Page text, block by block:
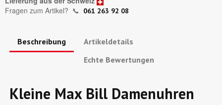
Fragen zum Artikel? 📞 061 263 92 08
Beschreibung
Artikeldetails
Echte Bewertungen
Kleine Max Bill Damenuhren